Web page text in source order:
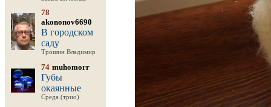
78
akononov6690
В городском
саду
Трошин Владимир
74 muhomorr
Губы
окаянные
Среда (трио)